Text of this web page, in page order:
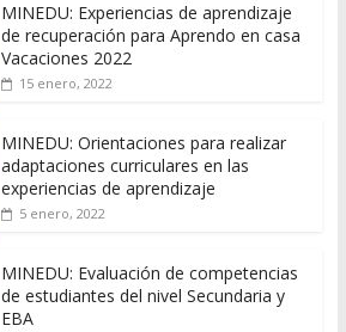
MINEDU: Experiencias de aprendizaje
de recuperación para Aprendo en casa
Vacaciones 2022
15 enero, 2022
MINEDU: Orientaciones para realizar
adaptaciones curriculares en las
experiencias de aprendizaje
5 enero, 2022
MINEDU: Evaluación de competencias
de estudiantes del nivel Secundaria y
EBA